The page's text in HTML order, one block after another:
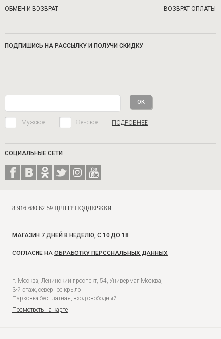
ОБМЕН И ВОЗВРАТ ВОЗВРАТ ОПЛАТЫ
ПОДПИШИСЬ НА РАССЫЛКУ И ПОЛУЧИ СКИДКУ
Мужское Женское ПОДРОБНЕЕ
СОЦИАЛЬНЫЕ СЕТИ
8-916-680-62-59 ЦЕНТР ПОДДЕРЖКИ
МАГАЗИН 7 ДНЕЙ В НЕДЕЛЮ, С 10 ДО 18
СОГЛАСИЕ НА ОБРАБОТКУ ПЕРСОНАЛЬНЫХ ДАННЫХ
г. Москва, Ленинский проспект, 54, Универмаг Москва,
3-й этаж, северное крыло
Парковка бесплатная, вход свободный.
Посмотреть на карте